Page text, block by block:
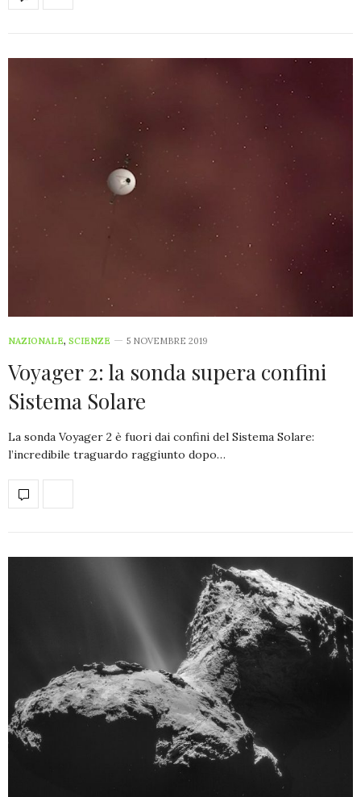
NAZIONALE, SCIENZE 5 NOVEMBRE 2019
Voyager 2: la sonda supera confini
Sistema Solare
La sonda Voyager 2 è fuori dai confini del Sistema Solare:
l’incredibile traguardo raggiunto dopo…